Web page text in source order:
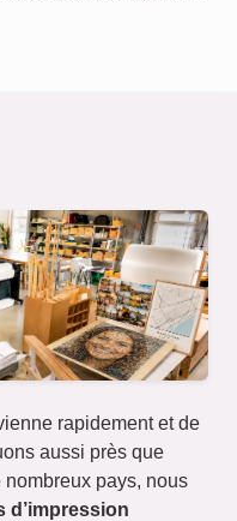
rapidement et de
aussi près que
pays, nous
d’impression